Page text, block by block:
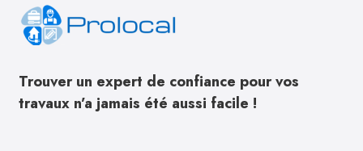
Trouver un expert de confiance pour vos
travaux n’a jamais été aussi facile !